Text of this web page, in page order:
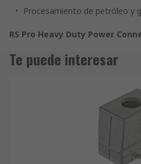
Procesamiento de petróleo y
RS Pro Heavy Duty Power
Te puede interesar